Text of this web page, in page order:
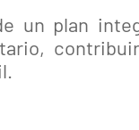
un plan